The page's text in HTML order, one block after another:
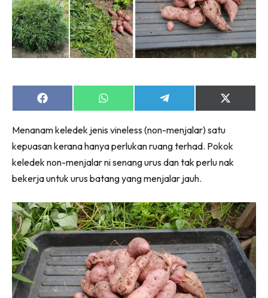
Share
on
Share
on
Share
on
Share
on
(Twitter)
Menanam keledek jenis vineless (non-menjalar) satu
kepuasan kerana hanya perlukan ruang terhad. Pokok
keledek non-menjalar ni senang urus dan tak perlu nak
bekerja untuk urus batang yang menjalar jauh.